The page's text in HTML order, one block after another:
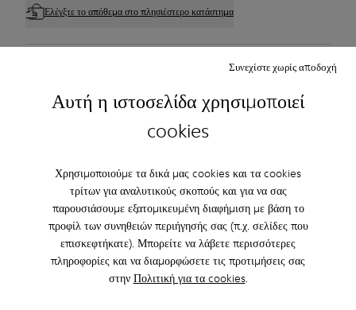
Αυτή η ιστοσελίδα χρησιμοποιεί
cookies
Χρησιμοποιούμε τα δικά μας cookies και τα cookies
τρίτων για αναλυτικούς σκοπούς και για να σας
παρουσιάσουμε εξατομικευμένη διαφήμιση με βάση το
προφίλ των συνηθειών περιήγησής σας (π.χ. σελίδες που
επισκεφτήκατε). Μπορείτε να λάβετε περισσότερες
πληροφορίες και να διαμορφώσετε τις προτιμήσεις σας
στην Πολιτική για τα cookies.
Συνεχίστε χωρίς αποδοχή
Ελέγξτε το απόθεμα στο πλησιέστερο κατάστημα
Δωρεάν απλή αποστολή για αγορές άνω των 45€
Φροντίδα Προϊόντος
Family & Friends: Get 50% Off
Σωστά. Ως μέρος της κοινότητάς μας, θα απολαμβάνετε αποκλειστικά
προνόμια όπως εκπτώσεις, έγκαιρη πρόσβαση, προσκλήσεις σε
εκδηλώσεις και πολλά, πολλά άλλα.